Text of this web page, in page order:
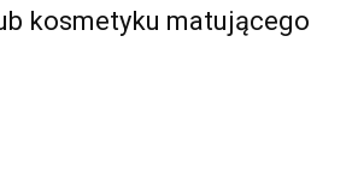
kosmetyku matującego